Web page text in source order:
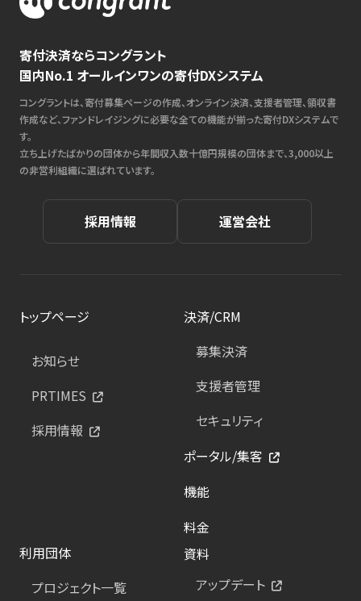
寄付決済ならコングラント
国内No.1 オールインワンの寄付DXシステム
コングラントは、寄付募集ページの作成、オンライン決済、支援者管理、領収書
作成など、ファンドレイジングに必要な全ての機能が揃った寄付DXシステムで
す。
立ち上げたばかりの団体から年間収入数十億円規模の団体まで、3,000以上
の非営利組織に選ばれています。
採用情報 運営会社
トップページ
お知らせ
PRTIMES
採用情報
決済/CRM
募集決済
支援者管理
セキュリティ
ポータル/集客
機能
料金
利用団体
プロジェクト一覧
資料
アップデート